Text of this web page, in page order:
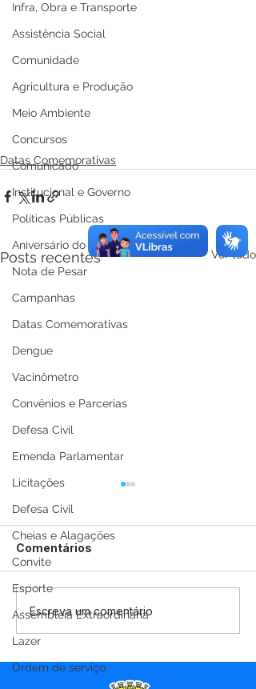
Infra, Obra e Transporte
Assistência Social
Comunidade
Agricultura e Produção
Meio Ambiente
Concursos
Comunicado
Institucional e Governo
Políticas Públicas
Aniversário do Município
Nota de Pesar
Campanhas
Datas Comemorativas
Dengue
Vacinômetro
Convênios e Parcerias
Defesa Civil
Emenda Parlamentar
Licitações
Defesa Civil
Cheias e Alagações
Convite
Esporte
Assembleia Extraordinária
Lazer
Ordem de serviço
Datas Comemorativas
Posts recentes Ver tudo
12 de junho: Feliz Dia
dos Namorados!
Comentários
Escreva um comentário